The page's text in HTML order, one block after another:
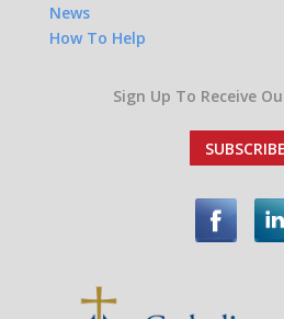
News
How To Help
Sign Up To Receive
SUBSCRIBE